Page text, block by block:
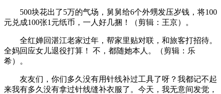
500块花出了5万的气场，舅舅给6个外甥发压岁钱，将100
元兑成100张1元纸币，一人好几捆！（剪辑：王京）。
全红婵回湛江老家过年，帮家里贴对联，和旅客打招待。
全妈回应女儿退役打算！ 不，都随她本人。（剪辑：乐
希）。
友友们，你们多久没有用针线补过工具了呀？我都记不起
来我有多久没有拿过针线缝补衣服了。今天，我无意间发觉，